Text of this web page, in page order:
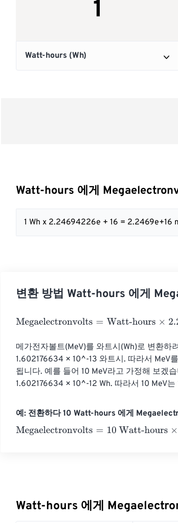
Watt-hours 에게
1 Wh x 2.24694226e + 16 = 2.2469e+16
변환 방법 Watt-hours 에게
Megaelectronvolts=Watt-hours×
메가전자볼트(MeV)를 와트시(Wh)로 변환하
1.602176634 × 10^-13 와트시. 따라서 MeV
됩니다. 예를 들어 10 MeV라고 가정해 보겠
1.602176634 × 10^-12 Wh. 따라서 10 MeV
예: 전환하다 10 Watt-hours 에게
Megaelectronvolts=10 Watt-hours×
Watt-hours 에게